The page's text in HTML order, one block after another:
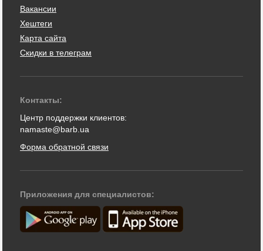
Вакансии
Хештеги
Карта сайта
Скидки в телеграм
Контакты:
Центр поддержки клиентов:
namaste@barb.ua
Форма обратной связи
Приложения для специалистов: